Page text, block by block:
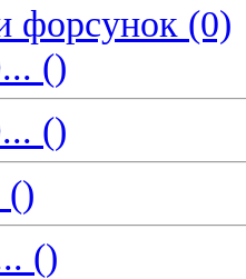
форсунок (0)
()
()
()
()